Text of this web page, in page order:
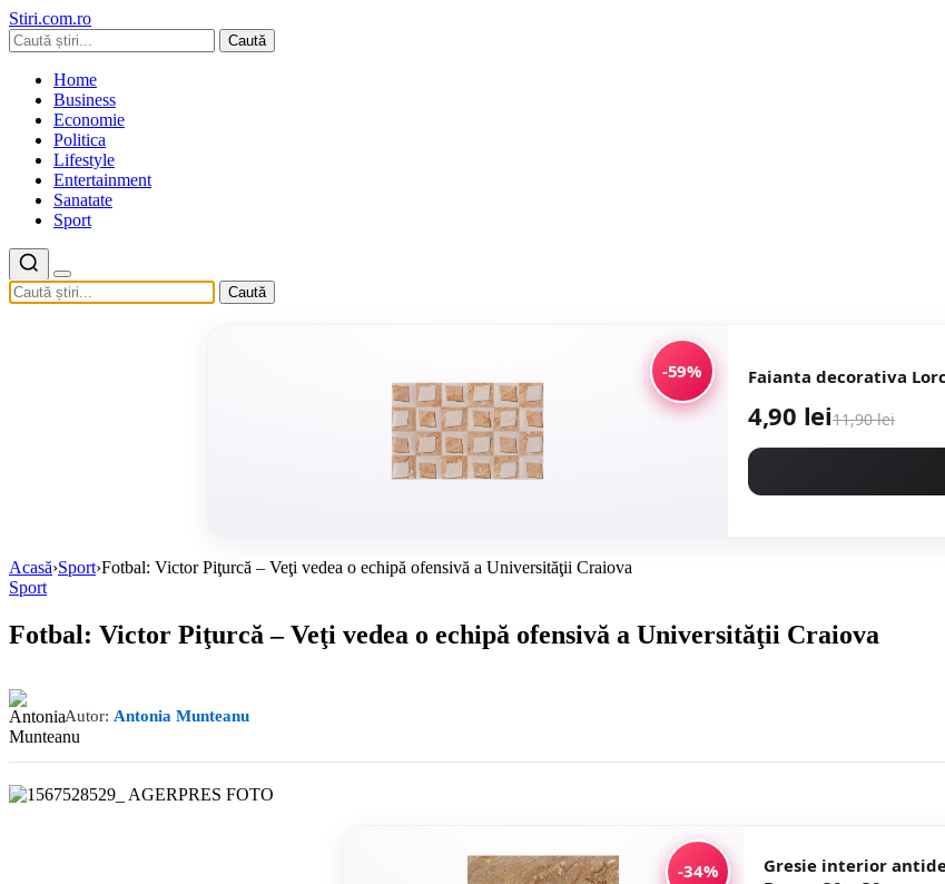
Stiri.com.ro
Caută
Home
Business
Economie
Politica
Lifestyle
Entertainment
Sanatate
Sport
Caută
-59%
4,90 lei11,90 lei
Acasă›Sport›Fotbal: Victor Piţurcă – Veţi vedea o echipă ofensivă a Universităţii Craiova
Sport
Fotbal: Victor Piţurcă – Veţi vedea o echipă ofensivă a Universităţii Craiova
Autor: Antonia Munteanu
-34%
Gresie interior